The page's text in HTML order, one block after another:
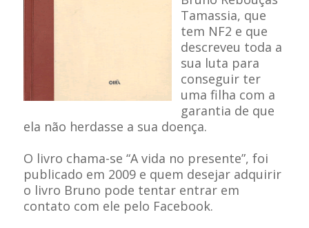
Tamassia, que
tem NF2 e que
descreveu toda a
sua luta para
conseguir ter
uma filha com a
garantia de que
ela não herdasse a sua doença.
O livro chama-se “A vida no presente”, foi
publicado em 2009 e quem desejar adquirir
o livro Bruno pode tentar entrar em
contato com ele pelo Facebook.